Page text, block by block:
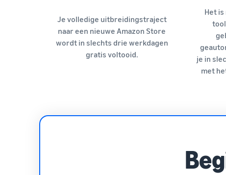
Je volledige uitbreidingstraject
naar een nieuwe Amazon Store
wordt in slechts drie werkdagen
gratis voltooid.
Het
je in
met